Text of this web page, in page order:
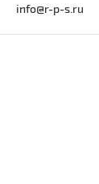
info@r-p-s.ru